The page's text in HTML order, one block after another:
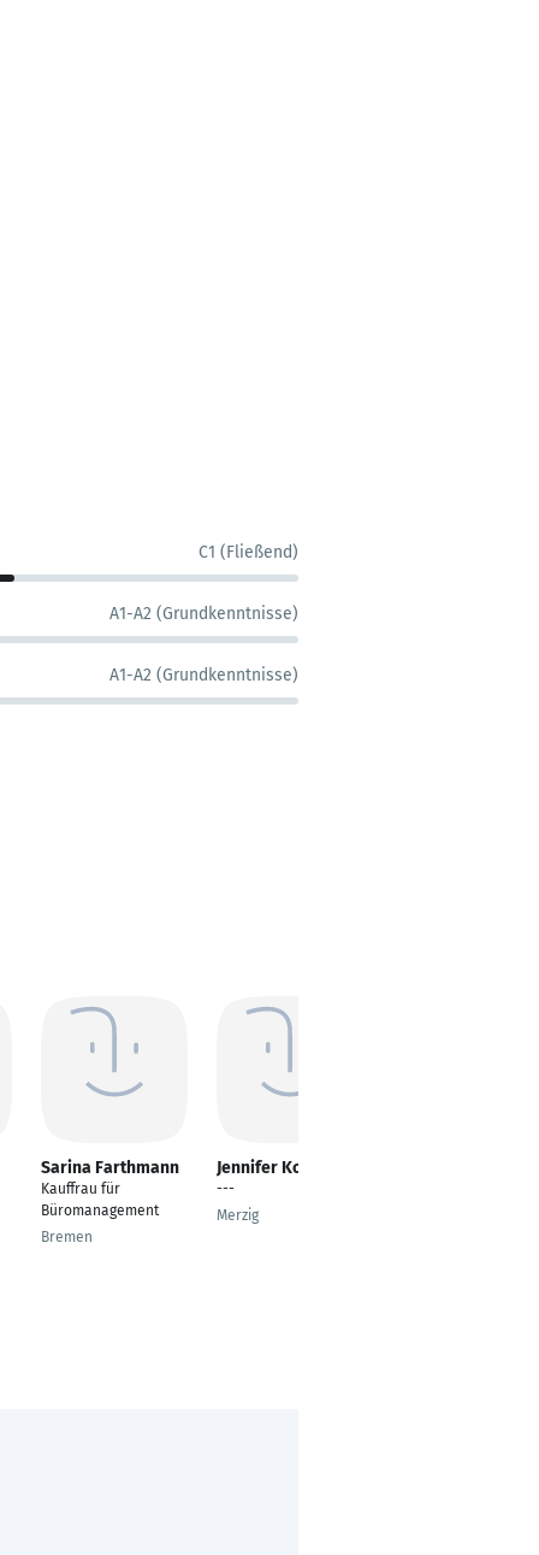
C1 (Fließend)
A1-A2 (Grundkenntnisse)
A1-A2 (Grundkenntnisse)
Sarina Farthmann
Kauffrau für
Büromanagement
Bremen
Jennifer Korn
---
Merzig